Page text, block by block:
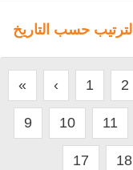
الترتيب حسب التاريخ
« ‹ 1 2
9 10 11
17 18